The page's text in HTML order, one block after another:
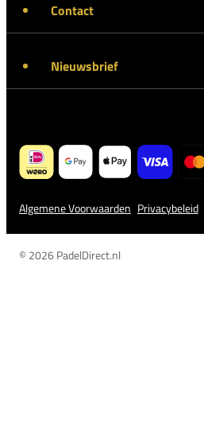
Contact
Nieuwsbrief
Algemene Voorwaarden Privacybeleid
© 2026 PadelDirect.nl